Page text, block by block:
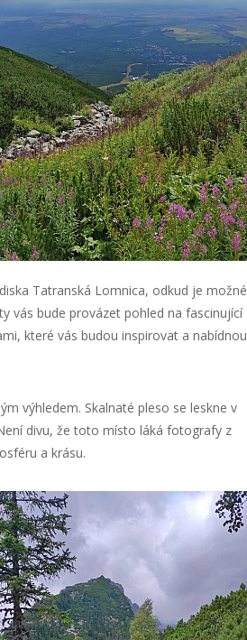
Tatranská Lomnica, odkud je možné
vás bude provázet pohled na fascinující
které vás budou inspirovat a nabídnou
výhledem. Skalnaté pleso se leskne v
divu, že toto místo láká fotografy z
a krásu.